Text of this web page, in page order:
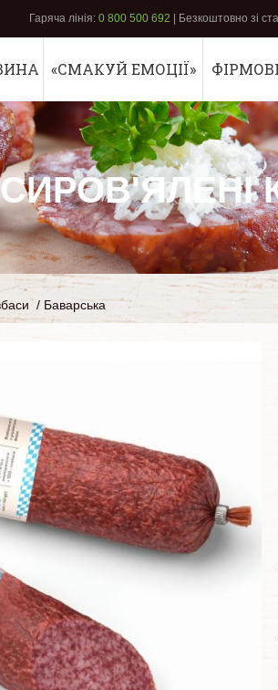
Гаряча лінія: 0 800 500 692 | Безкоштовно зі
«СМАКУЙ ЕМОЦІЇ»
/ Баварська